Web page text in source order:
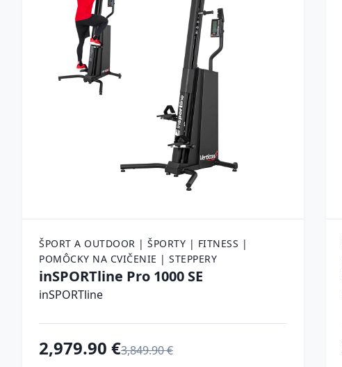
ŠPORT A OUTDOOR | ŠPORTY | FITNESS |
POMÔCKY NA CVIČENIE | STEPPERY
inSPORTline Pro 1000 SE
inSPORTline
2,979.90 €3,849.90 €